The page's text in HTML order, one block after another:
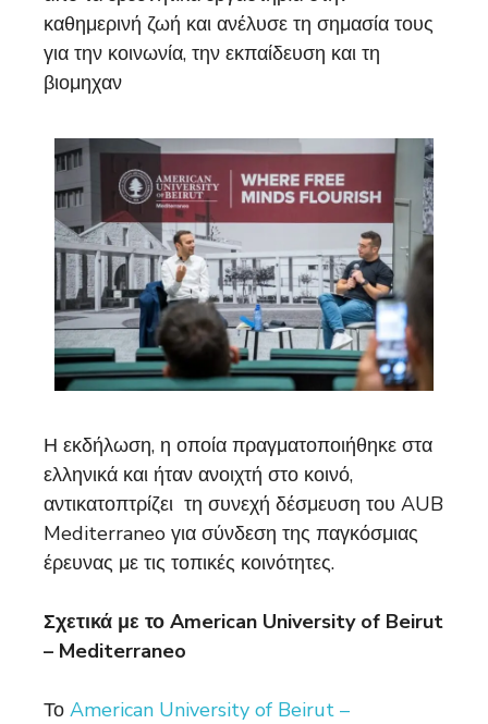
καθημερινή ζωή και ανέλυσε τη σημασία τους
για την κοινωνία, την εκπαίδευση και τη
βιομηχαν
Η εκδήλωση, η οποία πραγματοποιήθηκε στα
ελληνικά και ήταν ανοιχτή στο κοινό,
αντικατοπτρίζει τη συνεχή δέσμευση του AUB
Mediterraneo για σύνδεση της παγκόσμιας
έρευνας με τις τοπικές κοινότητες.
Σχετικά με το American University of Beirut
– Mediterraneo
Το American University of Beirut –